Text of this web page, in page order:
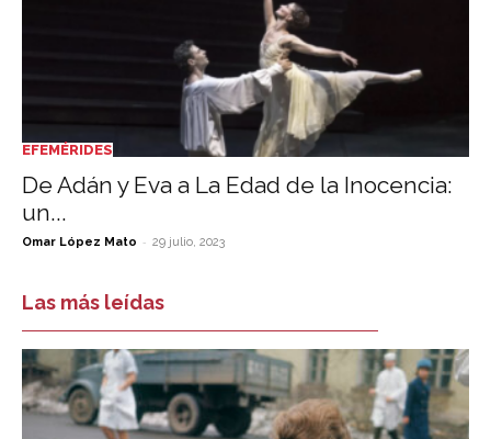
EFEMÉRIDES
De Adán y Eva a La Edad de la Inocencia:
un...
Omar López Mato - 29 julio, 2023
Las más leídas